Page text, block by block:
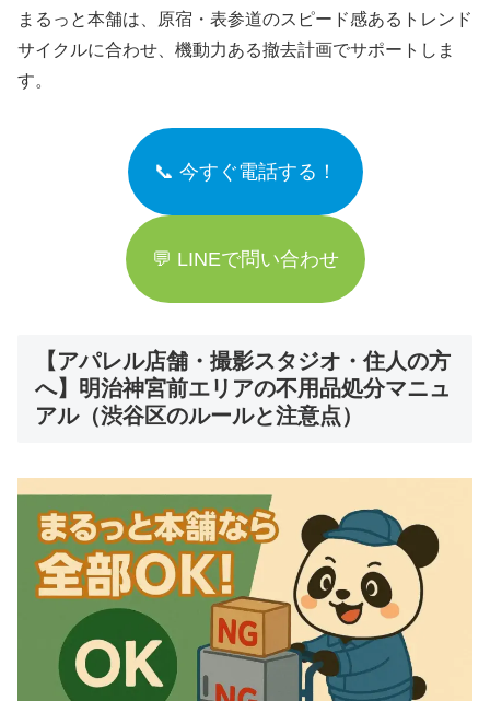
まるっと本舗は、原宿・表参道のスピード感あるトレンド
サイクルに合わせ、機動力ある撤去計画でサポートしま
す。
📞 今すぐ電話する！
💬 LINEで問い合わせ
【アパレル店舗・撮影スタジオ・住人の方
へ】明治神宮前エリアの不用品処分マニュ
アル（渋谷区のルールと注意点）